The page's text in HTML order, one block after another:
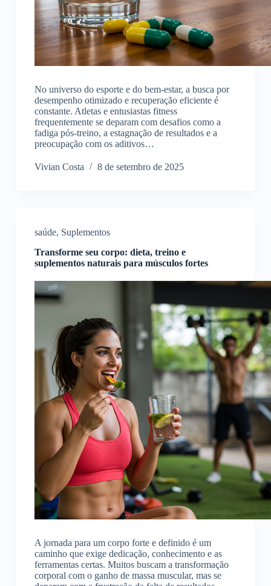
No universo do esporte e do bem-estar, a busca por
desempenho otimizado e recuperação eficiente é
constante. Atletas e entusiastas fitness
frequentemente se deparam com desafios como a
fadiga pós-treino, a estagnação de resultados e a
preocupação com os aditivos…
Vivian Costa 8 de setembro de 2025
saúde, Suplementos
Transforme seu corpo: dieta, treino e
suplementos naturais para músculos fortes
A jornada para um corpo forte e definido é um
caminho que exige dedicação, conhecimento e as
ferramentas certas. Muitos buscam a transformação
corporal com o ganho de massa muscular, mas se